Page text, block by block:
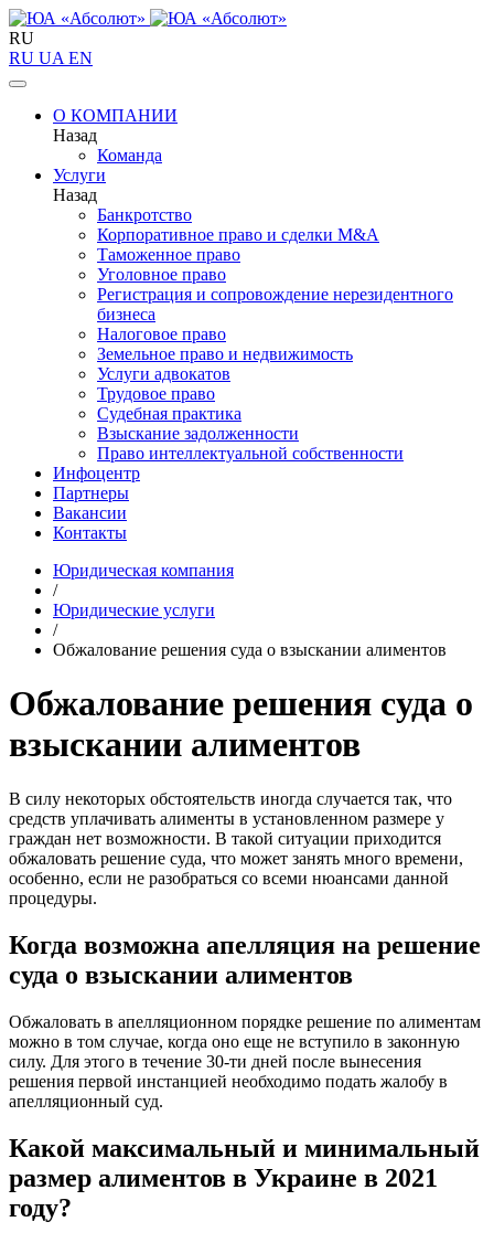
RU
RU UA EN
О КОМПАНИИ
Назад
Команда
Услуги
Назад
Банкротство
Корпоративное право и сделки M&A
Таможенное право
Уголовное право
Регистрация и сопровождение нерезидентного
бизнеса
Налоговое право
Земельное право и недвижимость
Услуги адвокатов
Трудовое право
Судебная практика
Взыскание задолженности
Право интеллектуальной собственности
Инфоцентр
Партнеры
Вакансии
Контакты
Юридическая компания
/
Юридические услуги
/
Обжалование решения суда о взыскании алиментов
Обжалование решения суда о
взыскании алиментов
В силу некоторых обстоятельств иногда случается так, что
средств уплачивать алименты в установленном размере у
граждан нет возможности. В такой ситуации приходится
обжаловать решение суда, что может занять много времени,
особенно, если не разобраться со всеми нюансами данной
процедуры.
Когда возможна апелляция на решение
суда о взыскании алиментов
Обжаловать в апелляционном порядке решение по алиментам
можно в том случае, когда оно еще не вступило в законную
силу. Для этого в течение 30-ти дней после вынесения
решения первой инстанцией необходимо подать жалобу в
апелляционный суд.
Какой максимальный и минимальный
размер алиментов в Украине в 2021
году?